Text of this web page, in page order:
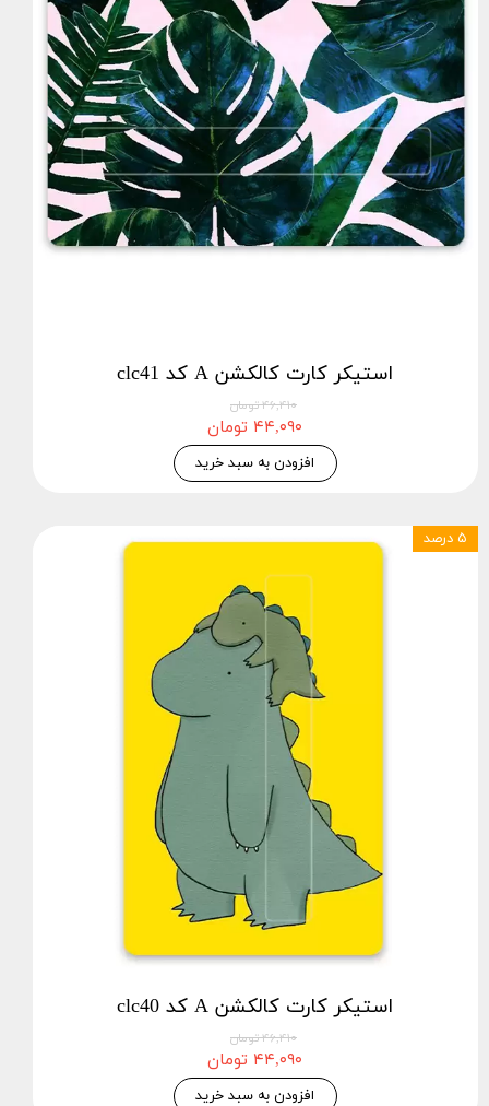
استیکر کارت کالکشن A کد clc41
۴۶,۴۱۰ تومان
۴۴,۰۹۰ تومان
افزودن به سبد خرید
استیکر کارت کالکشن A کد clc40
۴۶,۴۱۰ تومان
۴۴,۰۹۰ تومان
افزودن به سبد خرید
۵ درصد